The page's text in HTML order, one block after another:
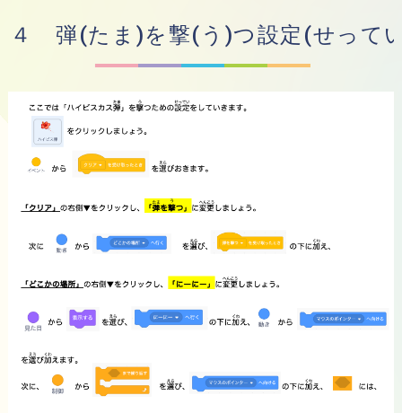
４ 弾(たま)を撃(う)つ設定(せって